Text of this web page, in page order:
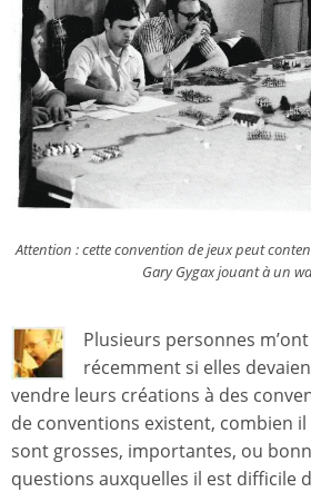
Attention : cette convention de jeux peut
Gary Gygax jouant à un
Plusieurs personnes
récemment si elles
vendre leurs créations à des
de conventions existent, combien il
sont grosses, importantes, ou
questions auxquelles il est difficile